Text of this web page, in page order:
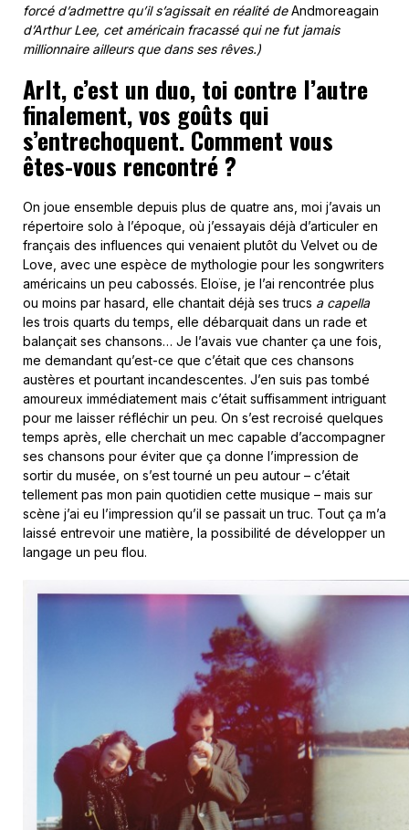
forcé d’admettre qu’il s’agissait en réalité deAndmoreagain
d’Arthur Lee, cet américain fracassé qui ne fut jamais
millionnaire ailleurs que dans ses rêves.)
Arlt, c’est un duo, toi contre l’autre
finalement, vos goûts qui
s’entrechoquent. Comment vous
êtes-vous rencontré ?
On joue ensemble depuis plus de quatre ans, moi j’avais un
répertoire solo à l’époque, où j’essayais déjà d’articuler en
français des influences qui venaient plutôt du Velvet ou de
Love, avec une espèce de mythologie pour les songwriters
américains un peu cabossés. Eloïse, je l’ai rencontrée plus
ou moins par hasard, elle chantait déjà ses trucs a capella
les trois quarts du temps, elle débarquait dans un rade et
balançait ses chansons… Je l’avais vue chanter ça une fois,
me demandant qu’est-ce que c’était que ces chansons
austères et pourtant incandescentes. J’en suis pas tombé
amoureux immédiatement mais c’était suffisamment intriguant
pour me laisser réfléchir un peu. On s’est recroisé quelques
temps après, elle cherchait un mec capable d’accompagner
ses chansons pour éviter que ça donne l’impression de
sortir du musée, on s’est tourné un peu autour – c’était
tellement pas mon pain quotidien cette musique – mais sur
scène j’ai eu l’impression qu’il se passait un truc. Tout ça m’a
laissé entrevoir une matière, la possibilité de développer un
langage un peu flou.